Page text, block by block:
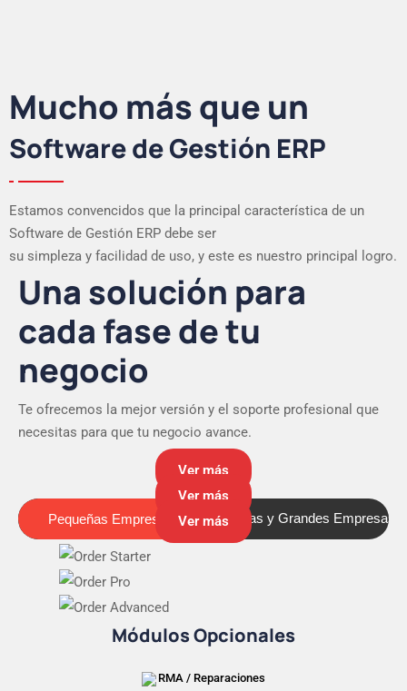
Mucho más que un
Software de Gestión ERP
Estamos convencidos que la principal característica de un
Software de Gestión ERP debe ser
su simpleza y facilidad de uso, y este es nuestro principal logro.
Una solución para
cada fase de tu
negocio
Te ofrecemos la mejor versión y el soporte profesional que
necesitas para que tu negocio avance.
Pequeñas Empresas
Pequeñas Empresas Medianas y Grandes Empresas
Ver más
Ver más
Ver más
Módulos Opcionales
RMA / Reparaciones